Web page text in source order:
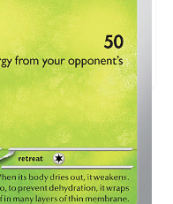
aktualisiert.